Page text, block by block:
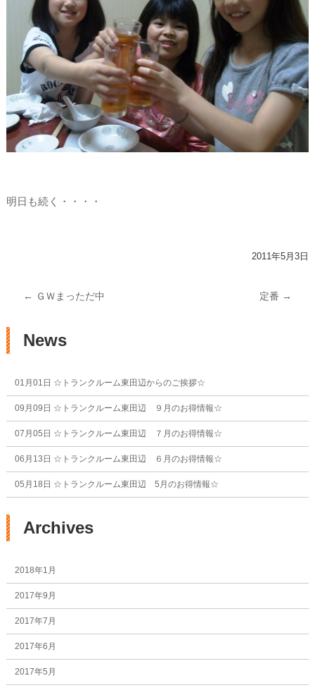
明日も続く・・・・
2011年5月3日
投稿ナビゲーション
← ＧＷまっただ中 定番 →
News
01月01日 ☆トランクルーム東田辺からのご挨拶☆
09月09日 ☆トランクルーム東田辺 ９月のお得情報☆
07月05日 ☆トランクルーム東田辺 ７月のお得情報☆
06月13日 ☆トランクルーム東田辺 ６月のお得情報☆
05月18日 ☆トランクルーム東田辺 5月のお得情報☆
Archives
2018年1月
2017年9月
2017年7月
2017年6月
2017年5月